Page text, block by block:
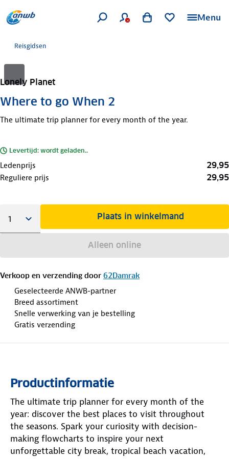
Menu
Reisgidsen
Lonely Planet
Where to go When 2
The ultimate trip planner for every month of the year.
Levertijd: wordt geladen..
Ledenprijs 29,95
Reguliere prijs 29,95
Plaats in winkelmand
Alleen online
Verkoop en verzending door 62Damrak
Geselecteerde ANWB-partner
Breed assortiment
Snelle verwerking van je bestelling
Gratis verzending
Productinformatie
The ultimate trip planner for every month of the
year: discover the best places to visit throughout
the seasons. Spark your curiosity with decision-
making flowcharts to inspire your next
unforgettable city break, tropical beach vacation,